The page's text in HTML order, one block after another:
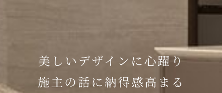
施主の話に納得感高ま
美しいデザインに心躍り
施主の話に納得感高まる